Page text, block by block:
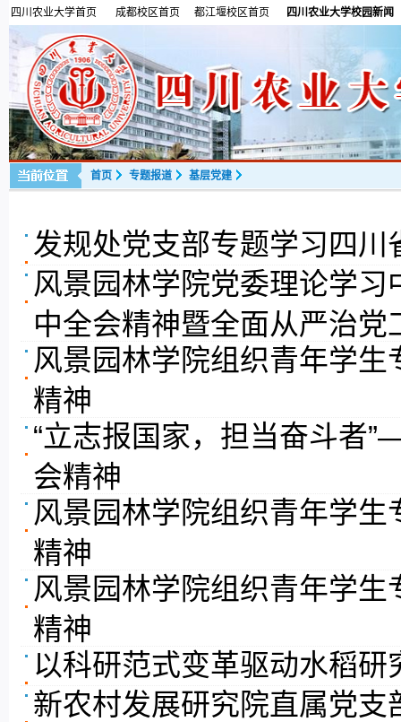
四川农业大学首页 成都校区首页 都江堰校区首页 四川农业大学校园新闻
首页 专题报道 基层党建
发规处党支部专题学习四
风景园林学院党委理论学
中全会精神暨全面从严治党
风景园林学院组织青年学
精神
“立志报国家，担当奋斗者
会精神
风景园林学院组织青年学
精神
风景园林学院组织青年学
精神
以科研范式变革驱动水稻研
新农村发展研究院直属党支